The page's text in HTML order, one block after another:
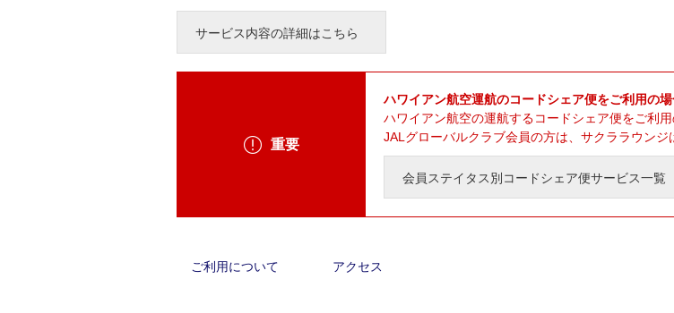
サービス内容の詳細はこちら
重要
ハワイアン航空運航のコードシェア便をご利用の
ハワイアン航空の運航するコードシェア便をご利
JALグローバルクラブ会員の方は、サクララウンジ
会員ステイタス別コードシェア便サービス一覧
ご利用について アクセス